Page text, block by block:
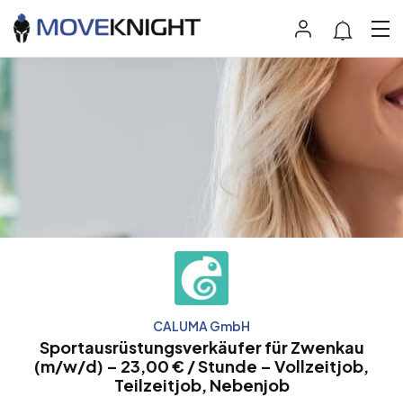
CALUMA GmbH
Sportausrüstungsverkäufer für Zwenkau
(m/w/d) – 23,00 € / Stunde – Vollzeitjob,
Teilzeitjob, Nebenjob